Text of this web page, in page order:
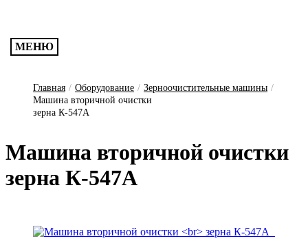
МЕНЮ
Главная / Оборудование / Зерноочистительные машины /
Машина вторичной очистки
зерна К-547А
Машина вторичной очистки
зерна К-547А